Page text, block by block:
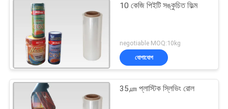
10 কেজি পিইটি সঙ্কুচিত ফিল্ম
negotiable MOQ:10kg
যোগাযোগ
35㎛ প্লাস্টিক স্লিভিং রোল